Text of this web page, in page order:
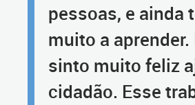
pessoas, e ainda
muito a aprender.
sinto muito feliz
cidadão. Esse